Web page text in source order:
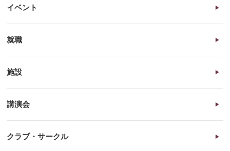
イベント
就職
施設
講演会
クラブ・サークル